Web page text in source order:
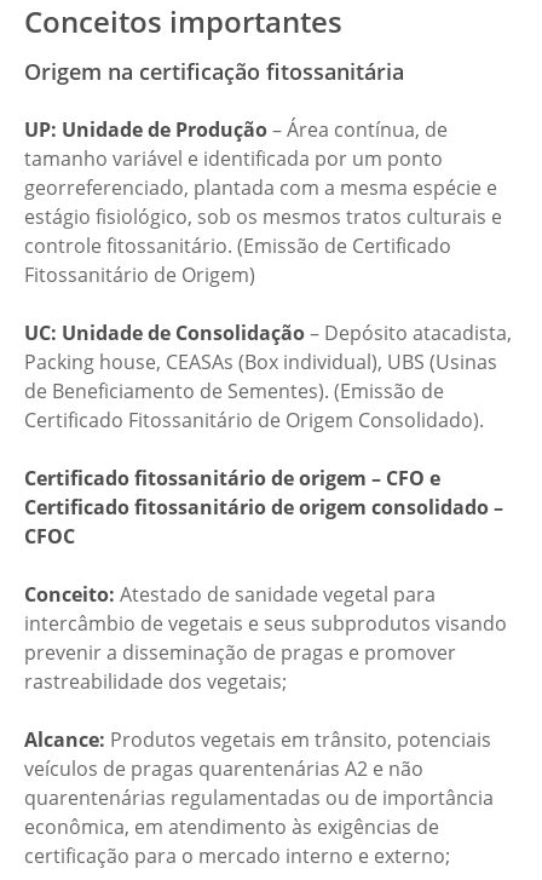
Conceitos importantes
Origem na certificação fitossanitária
UP: Unidade de Produção– Área contínua, de
tamanho variável e identificada por um ponto
georreferenciado, plantada com a mesma espécie e
estágio fisiológico, sob os mesmos tratos culturais e
controle fitossanitário. (Emissão de Certificado
Fitossanitário de Origem)
UC: Unidade de Consolidação– Depósito atacadista,
Packing house, CEASAs (Box individual), UBS (Usinas
de Beneficiamento de Sementes). (Emissão de
Certificado Fitossanitário de Origem Consolidado).
Certificado fitossanitário de origem – CFO e
Certificado fitossanitário de origem consolidado –
CFOC
Conceito: Atestado de sanidade vegetal para
intercâmbio de vegetais e seus subprodutos visando
prevenir a disseminação de pragas e promover
rastreabilidade dos vegetais;
Alcance: Produtos vegetais em trânsito, potenciais
veículos de pragas quarentenárias A2 e não
quarentenárias regulamentadas ou de importância
econômica, em atendimento às exigências de
certificação para o mercado interno e externo;